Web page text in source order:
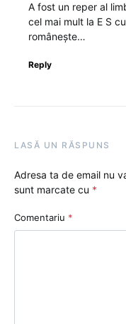
A fost un reper al
cel mai mult la E S
românește…
Reply
LASĂ UN RĂSPUNS
Adresa ta de email nu
sunt marcate cu *
Comentariu *